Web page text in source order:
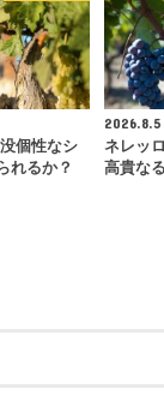
個性なシ
れるか？
2026.8.5
ネレッ
高貴な